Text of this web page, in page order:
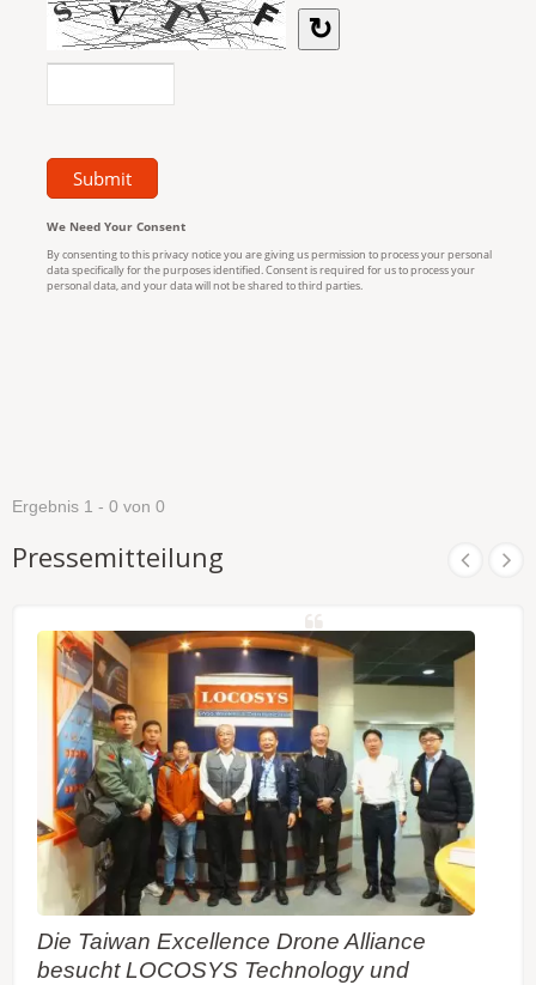
Ergebnis 1 - 0 von 0
Pressemitteilung
Die Taiwan Excellence Drone Alliance
besucht LOCOSYS Technology und